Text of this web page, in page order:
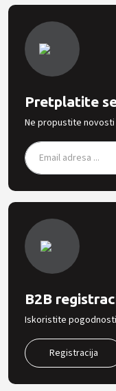
Pretplatite
Ne propustite
B2B
Iskoristite
Registracija